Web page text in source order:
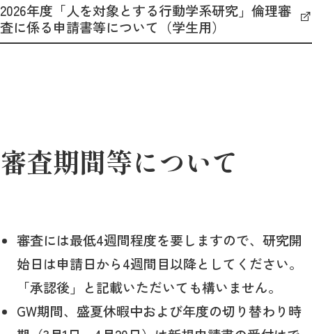
2026年度「人を対象とする行動学系研究」倫理審
査に係る申請書等について（学生用）
審査期間等について
審査には最低4週間程度を要しますので、研究開
始日は申請日から4週間目以降としてください。
「承認後」と記載いただいても構いません。
GW期間、盛夏休暇中および年度の切り替わり時